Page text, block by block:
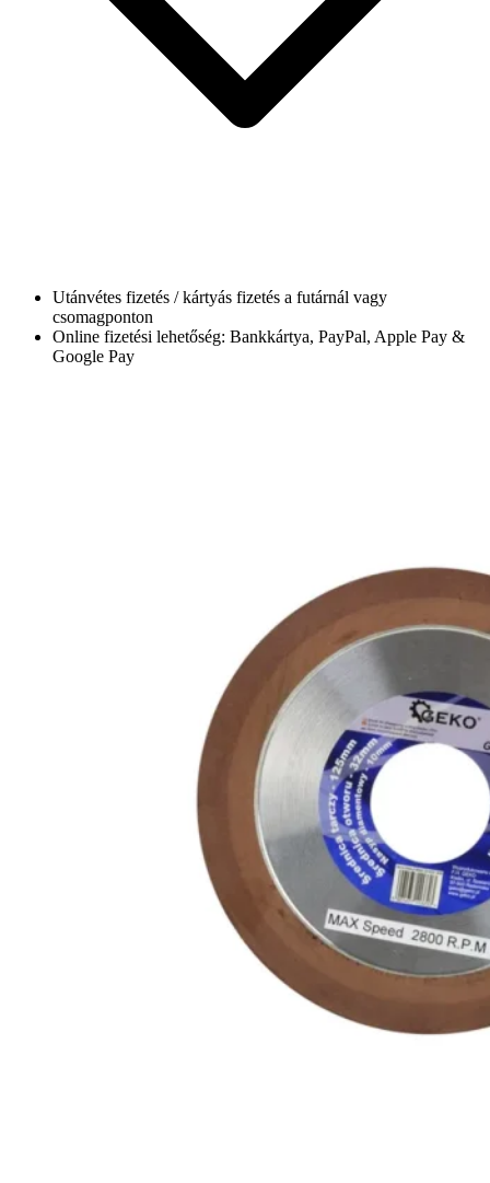
Utánvétes fizetés / kártyás fizetés a futárnál vagy
csomagponton
Online fizetési lehetőség: Bankkártya, PayPal, Apple Pay &
Google Pay